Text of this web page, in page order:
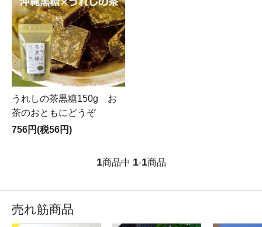
うれしの茶黒糖150g お
茶のおともにどうぞ
756円(税56円)
1商品中 1-1商品
売れ筋商品